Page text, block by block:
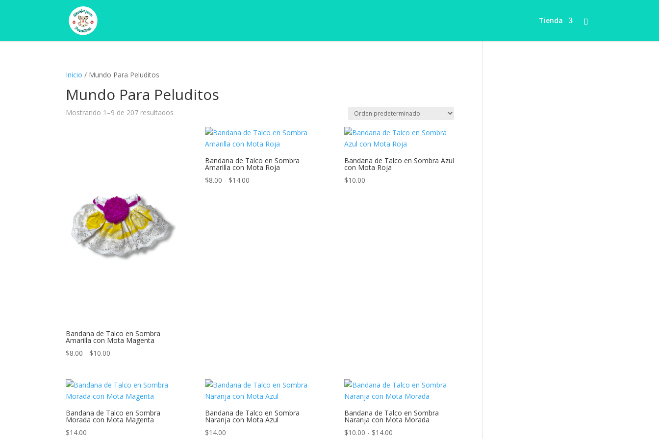
Tienda
Inicio / Mundo Para Peluditos
Mundo Para Peluditos
Mostrando 1–9 de 207 resultados
Bandana de Talco en Sombra
Amarilla con Mota Magenta
$8.00 - $10.00
desde
$8.00
hasta
$10.00
Bandana de Talco en Sombra
Amarilla con Mota Roja
$8.00 - $14.00Rango
Bandana de Talco en Sombra Azul
con Mota Roja
$10.00
Bandana de Talco en Sombra
Morada con Mota Magenta
$14.00
Bandana de Talco en Sombra
Naranja con Mota Azul
$14.00
Bandana de Talco en Sombra
Naranja con Mota Morada
$10.00 - $14.00Rango